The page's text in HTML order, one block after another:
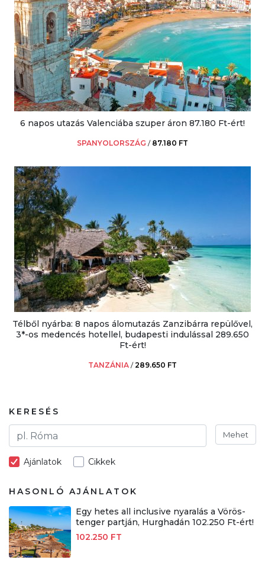
6 napos utazás Valenciába szuper áron 87.180 Ft-ért!
SPANYOLORSZÁG / 87.180 FT
Télből nyárba: 8 napos álomutazás Zanzibárra repülővel,
3*-os medencés hotellel, budapesti indulással 289.650
Ft-ért!
TANZÁNIA /289.650 FT
KERESÉS
Mehet
Ajánlatok Cikkek
HASONLÓ AJÁNLATOK
Egy hetes all inclusive nyaralás a Vörös-
tenger partján, Hurghadán 102.250 Ft-ért!
102.250 FT